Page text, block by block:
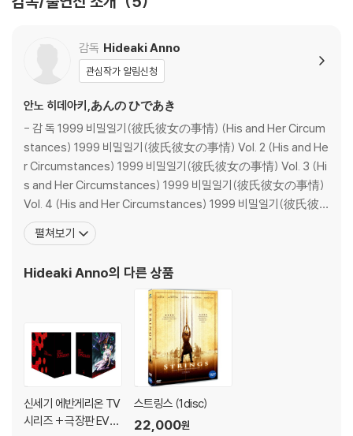
[뉴뿌까] 칭 역
카츠라기 미사토 CV 김현지
대표작
[케이온!] 나카노 아즈사 역
[꿈빛 파티시엘] 감딸기 역
[원피스] 토니 토니 쵸파 역
[토라도라!] 쿠시에다 미노리 역
마키나미 마리 일러스트리어스 CV 김율
[보루토] 보루토 역
[우주의 전사 쉬라] 쉬라 역
DVD/ Blu-ray 구매시 참고 사항 안내드립니다.
※ 4K블루레이, 3D 블루레이 재생 관련 안내
1) 4K UHD 디스크는 대용량의 데이터 전송이 필요하므로 4K전용 플레
이어를 사용하셔야 합니다. 더불어 플레이어 소프트웨어 최신 버전의 업데
이트, 대용량 케이블 사용이 필수입니다.
편 155 min 디 스 크: 3disc [4K UHD Blu-ray (1disc) + Blu-ray (2di
영상 *Teaser 1 *Teaser 2 *Teaser 2.5 *Teaser 2' *Teaser 3 *Tr
ailer *Trailer Updated *Trailer Updated 2 *Trailer Updated 3 *
Additional Trailer A *Additional Trailer B *15sec A *15sec A Up
dated *15sec A Updated - Kinro :2.22 *15sec A Updated - Kinr
o :3.33 *15sec A Updated 2 *15sec A Now Showing *15sec B
*:3.333 - Trailer Updated *:3.333 - Trailer Updated 2 *:3.333
- Trailer Updated 3 *Promotion Reel for SNS Character Promo
tion Reel Shinji Ikari Character Promotion Reel ReiAyanami / te
ntative name: ReiAyanami Character Promotion Reel AsukaShi
ous Character Promotion Reel KaworuNagisa Character Prom
ro Megumi Ogata Ver. Message for Kinro Megumi Hayashibara
Ver. Message for Kinro Kotono Mitsuishi Ver. Message for ANN
Maaya Sakamoto Message for ANN Kotono Mitsuishi Messag
e for ANN Yuriko Yamaguchi Message for ANN Fumihiko Tachik
i Message for ANN Motomu Kiyokawa Message for ANN Tomo
kazu Seki Message for ANN Tetsuya Iwanaga Message for AN
N Junko Iwao Message for ANN Miyuki Sawashiro Message for
ANN Koichi Yamadera *Stage Greetings *:1.11, :2.22, :3.33 - Tra
iler for 4D *Rebuild of EVANGELION:3.0+1.11 *EVANGELION:3.0
감독 Hideaki Anno
관심작가 알림신청
안노 히데아키,あんの ひであき
- 감 독 1999 비밀일기(彼氏彼女の事情) (His and Her Circum
stances) 1999 비밀일기(彼氏彼女の事情) Vol. 2 (His and He
r Circumstances) 1999 비밀일기(彼氏彼女の事情) Vol. 3 (Hi
s and Her Circumstances) 1999 비밀일기(彼氏彼女の事情)
Vol. 4 (His and Her Circumstances) 1999 비밀일기(彼氏彼
女の事情) Vol. 5 (His and Her Circumstances) 1999 비밀일
기(彼氏彼女の事情) Vol. 6 (His and H
펼쳐보기
Hideaki Anno의 다른 상품
신세기 에반게리온 TV
시리즈 + 극장판 EVA
스트링스 (1disc)
22,000원